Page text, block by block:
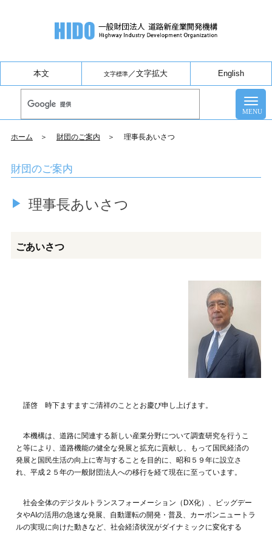
本文 文字標準／文字拡大 English
ホーム ＞ 財団のご案内 ＞ 理事長あいさつ
財団のご案内
理事長あいさつ
ごあいさつ
謹啓 時下ますますご清祥のこととお慶び申し上げます。
本機構は、道路に関連する新しい産業分野について調査研究を行うこ
と等により、道路機能の健全な発展と拡充に貢献し、もって国民経済の
発展と国民生活の向上に寄与することを目的に、昭和５９年に設立さ
れ、平成２５年の一般財団法人への移行を経て現在に至っています。
社会全体のデジタルトランスフォーメーション（DX化）、ビッグデー
タやAIの活用の急速な発展、自動運転の開発・普及、カーボンニュートラ
ルの実現に向けた動きなど、社会経済状況がダイナミックに変化する